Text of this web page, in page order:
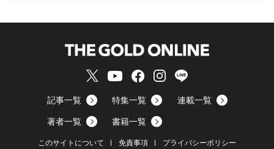
記事一覧 特集一覧 連載一覧
著者一覧 書籍一覧
このサイトについて 免責事項 プライバシーポリシー